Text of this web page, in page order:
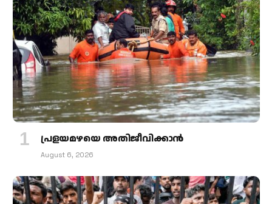
പ്രളയമഴയെ അതിജീവിക്കാന്‍
August 6, 2026